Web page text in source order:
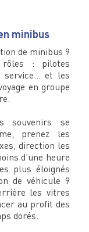
minibus
de minibus 9
: pilotes
service… et les
en groupe
se
prenez les
direction les
d’une heure
plus éloignés
de véhicule 9
les vitres
au profit des
dorés.